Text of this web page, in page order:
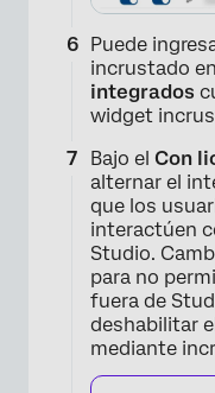
Puede
incrustado
integrados
widget
Bajo el Con
alternar el
que los
interactúen
Studio.
para no
fuera de
deshabilitar
mediante